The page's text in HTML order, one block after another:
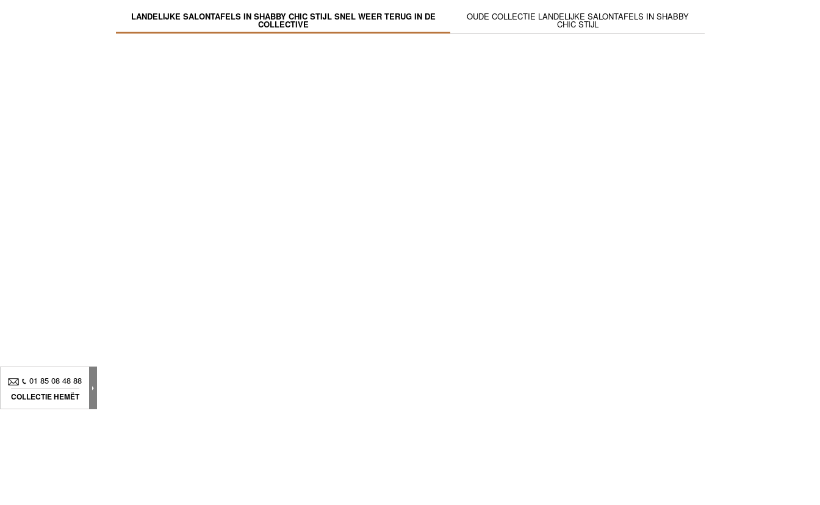
LANDELIJKE SALONTAFELS IN SHABBY CHIC STIJL SNEL WEER TERUG IN DE
COLLECTIVE
OUDE COLLECTIE LANDELIJKE SALONTAFELS IN SHABBY
CHIC STIJL
01 85 08 48 88
COLLECTIE HEMËT